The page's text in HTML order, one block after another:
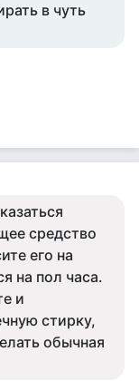
в чуть
средство
его на
на пол часа.
и
стирку,
обычная